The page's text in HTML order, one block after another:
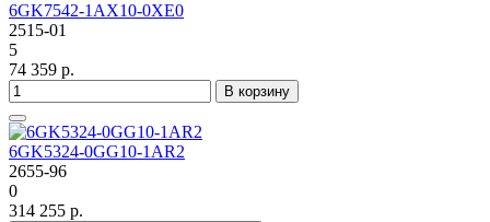
6GK7542-1AX10-0XE0
2515-01
5
74 359 р.
В корзину
6GK5324-0GG10-1AR2
2655-96
0
314 255 р.